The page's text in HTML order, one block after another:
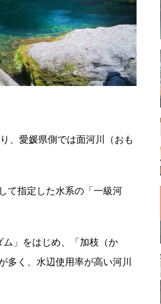
、愛媛県側では面河川（おも
て指定した水系の「一級河
」をはじめ、「加枝（か
く、水辺使用率が高い河川